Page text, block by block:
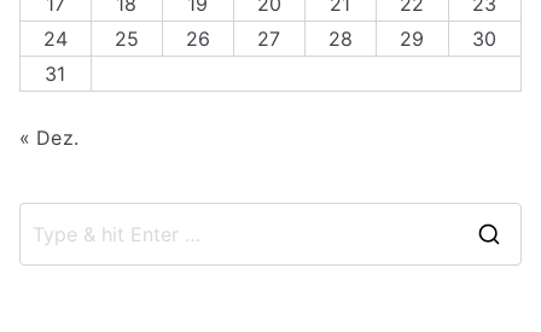
24
25 26 27 28 29
30
31
« Dez.